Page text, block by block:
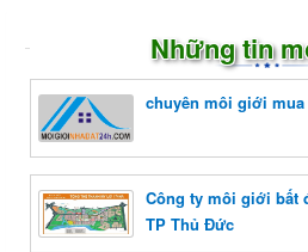
Những tin
chuyên môi giới
Công ty môi giới bất
TP Thủ Đức